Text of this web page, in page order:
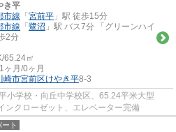
き平
市線 「 宮前平 」駅 徒歩15分
市線 「 鷺沼 」駅 バス7分 「グリーンハイ
2分
65.24㎡
1ヶ月/0ヶ月
崎市宮前区けやき平8-3
小学校・向丘中学校区、65.24平米大型
クローゼット、エレベーター完備
ト